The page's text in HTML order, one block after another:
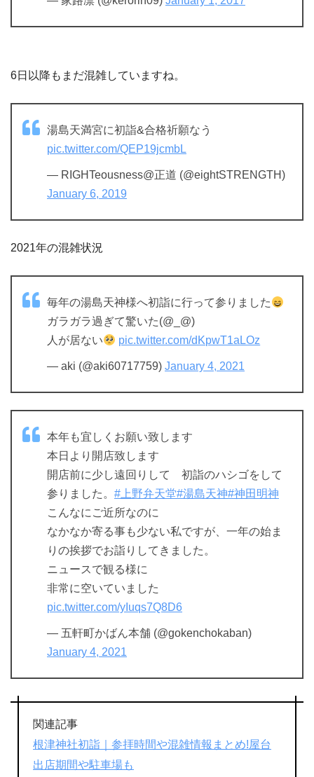
6日以降もまだ混雑していますね。
湯島天満宮に初詣&合格祈願なう
pic.twitter.com/QEP19jcmbL
— RIGHTeousness@正道 (@eightSTRENGTH)
January 6, 2019
2021年の混雑状況
毎年の湯島天神様へ初詣に行って参りました
ガラガラ過ぎて驚いた(@_@)
人が居ない
pic.twitter.com/dKpwT1aLOz
— aki (@aki60717759) January 4, 2021
本年も宜しくお願い致します
本日より開店致します
開店前に少し遠回りして 初詣のハシゴをして
参りました。 #上野弁天堂#湯島天神#神田明神
こんなにご近所なのに
なかなか寄る事も少ない私ですが、一年の始ま
りの挨拶でお詣りしてきました。
ニュースで観る様に
非常に空いていました
pic.twitter.com/yIuqs7Q8D6
— 五軒町かばん本舗 (@gokenchokaban)
January 4, 2021
関連記事
根津神社初詣｜参拝時間や混雑情報まとめ!屋台
出店期間や駐車場も